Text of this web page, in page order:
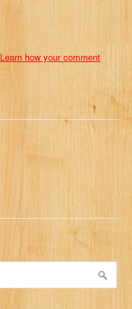
Learn how your comment